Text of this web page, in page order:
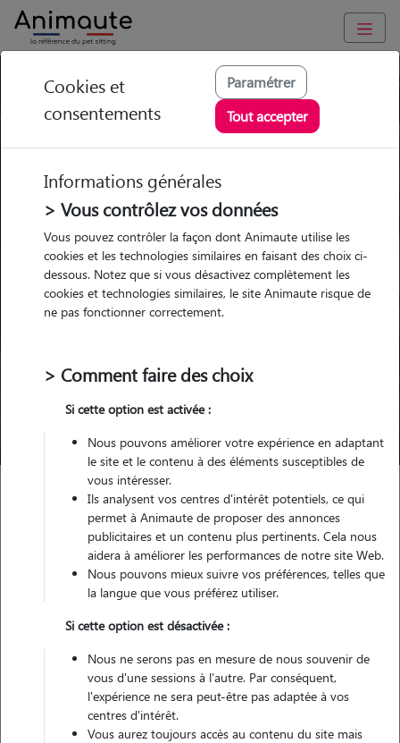
Trouvez votre gardien idéal !
Garde
chez le Pet Sitter
Garde
chez le Pet Sitter Visites
Visites
Pour quel animal ?
Trouver mon Pet Sitter
Garde animaux France Normandie Manche Gorges
Nos cat sitters à Gorges
Cookies et
consentements
Paramétrer
Tout accepter
Informations générales
> Vous contrôlez vos données
Vous pouvez contrôler la façon dont Animaute utilise les
cookies et les technologies similaires en faisant des choix ci-
dessous. Notez que si vous désactivez complètement les
cookies et technologies similaires, le site Animaute risque de
ne pas fonctionner correctement.
> Comment faire des choix
Si cette option est activée :
Nous pouvons améliorer votre expérience en adaptant
le site et le contenu à des éléments susceptibles de
vous intéresser.
Ils analysent vos centres d'intérêt potentiels, ce qui
permet à Animaute de proposer des annonces
publicitaires et un contenu plus pertinents. Cela nous
aidera à améliorer les performances de notre site Web.
Nous pouvons mieux suivre vos préférences, telles que
la langue que vous préférez utiliser.
Si cette option est désactivée :
Nous ne serons pas en mesure de nous souvenir de
vous d'une sessions à l'autre. Par conséquent,
l'expérience ne sera peut-être pas adaptée à vos
centres d'intérêt.
Vous aurez toujours accès au contenu du site mais